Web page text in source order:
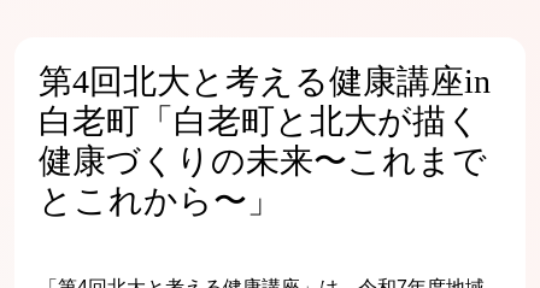
第4回北大と考える健康講座in
白老町「白老町と北大が描く
健康づくりの未来〜これまで
とこれから〜」